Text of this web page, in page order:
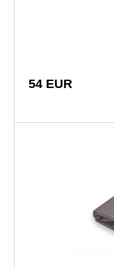
54 EUR